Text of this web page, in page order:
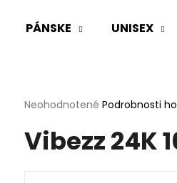
PÁNSKE UNISEX
Priemerné
produktu
je
z
Neohodnotené Podrobnosti
Vibezz 24K
HĽADAŤ